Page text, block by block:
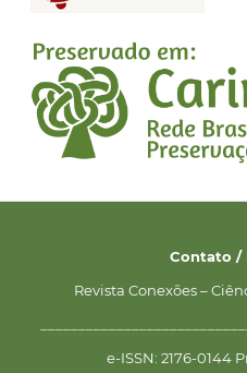
Contato /
Revista Conexões –
e-ISSN: 2176-0144